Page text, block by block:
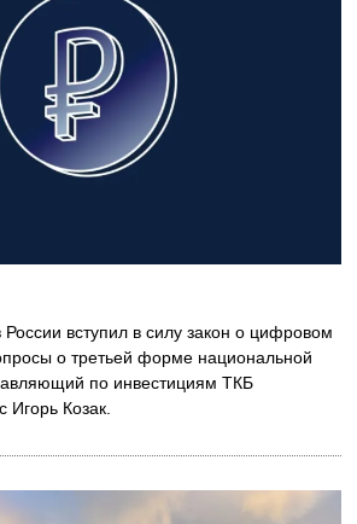
России вступил в силу закон о цифровом
о третьей форме национальной
по инвестициям ТКБ
Игорь Козак.